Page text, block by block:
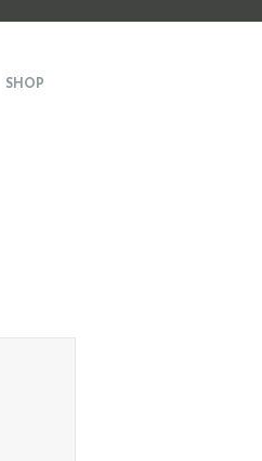
SHOP